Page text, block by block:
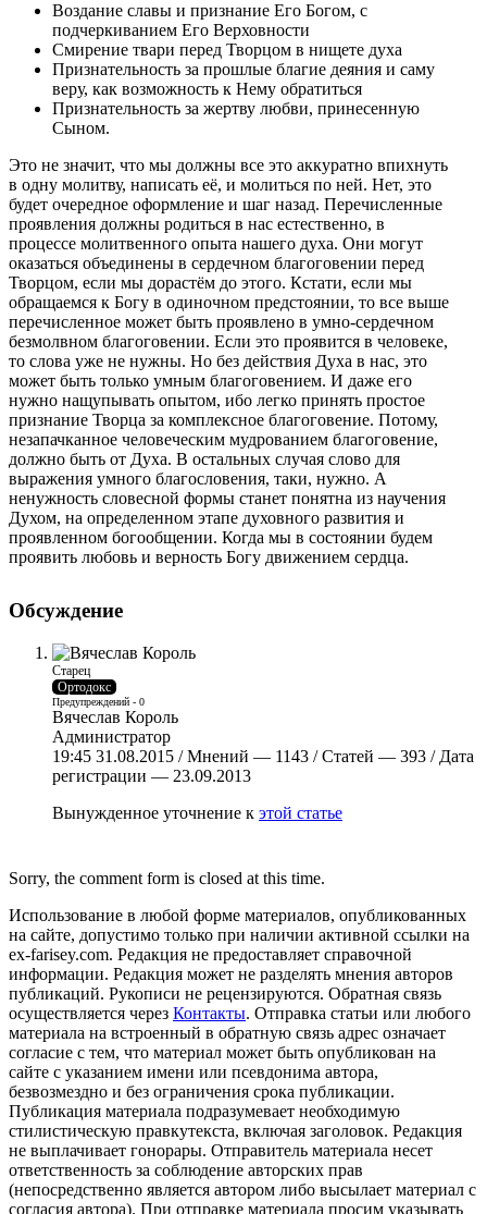
Воздание славы и признание Его Богом, с
подчеркиванием Его Верховности
Смирение твари перед Творцом в нищете духа
Признательность за прошлые благие деяния и саму
веру, как возможность к Нему обратиться
Признательность за жертву любви, принесенную
Сыном.
Это не значит, что мы должны все это аккуратно впихнуть
в одну молитву, написать её, и молиться по ней. Нет, это
будет очередное оформление и шаг назад. Перечисленные
проявления должны родиться в нас естественно, в
процессе молитвенного опыта нашего духа. Они могут
оказаться объединены в сердечном благоговении перед
Творцом, если мы дорастём до этого. Кстати, если мы
обращаемся к Богу в одиночном предстоянии, то все выше
перечисленное может быть проявлено в умно-сердечном
безмолвном благоговении. Если это проявится в человеке,
то слова уже не нужны. Но без действия Духа в нас, это
может быть только умным благоговением. И даже его
нужно нащупывать опытом, ибо легко принять простое
признание Творца за комплексное благоговение. Потому,
незапачканное человеческим мудрованием благоговение,
должно быть от Духа. В остальных случая слово для
выражения умного благословения, таки, нужно. А
ненужность словесной формы станет понятна из научения
Духом, на определенном этапе духовного развития и
проявленном богообщении. Когда мы в состоянии будем
проявить любовь и верность Богу движением сердца.
Обсуждение
Старец
Ортодокс
Предупреждений - 0
Вячеслав Король
Администратор
19:45 31.08.2015 / Мнений — 1143 / Статей — 393 / Дата
регистрации — 23.09.2013
Вынужденное уточнение к этой статье
Sorry, the comment form is closed at this time.
Использование в любой форме материалов, опубликованных
на сайте, допустимо только при наличии активной ссылки на
ex-farisey.com. Редакция не предоставляет справочной
информации. Редакция может не разделять мнения авторов
публикаций. Рукописи не рецензируются. Обратная связь
осуществляется через Контакты. Отправка статьи или любого
материала на встроенный в обратную связь адрес означает
согласие с тем, что материал может быть опубликован на
сайте с указанием имени или псевдонима автора,
безвозмездно и без ограничения срока публикации.
Публикация материала подразумевает необходимую
стилистическую правкутекста, включая заголовок. Редакция
не выплачивает гонорары. Отправитель материала несет
ответственность за соблюдение авторских прав
(непосредственно является автором либо высылает материал с
согласия автора). При отправке материала просим указывать